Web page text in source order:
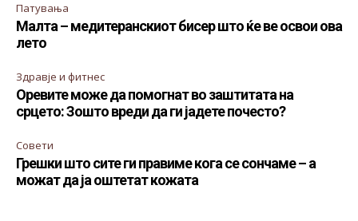
Патувања
Малта – медитеранскиот бисер што ќе ве освои ова
лето
Здравје и фитнес
Оревите може да помогнат во заштитата на
срцето: Зошто вреди да ги јадете почесто?
Совети
Грешки што сите ги правиме кога се сончаме – а
можат да ја оштетат кожата